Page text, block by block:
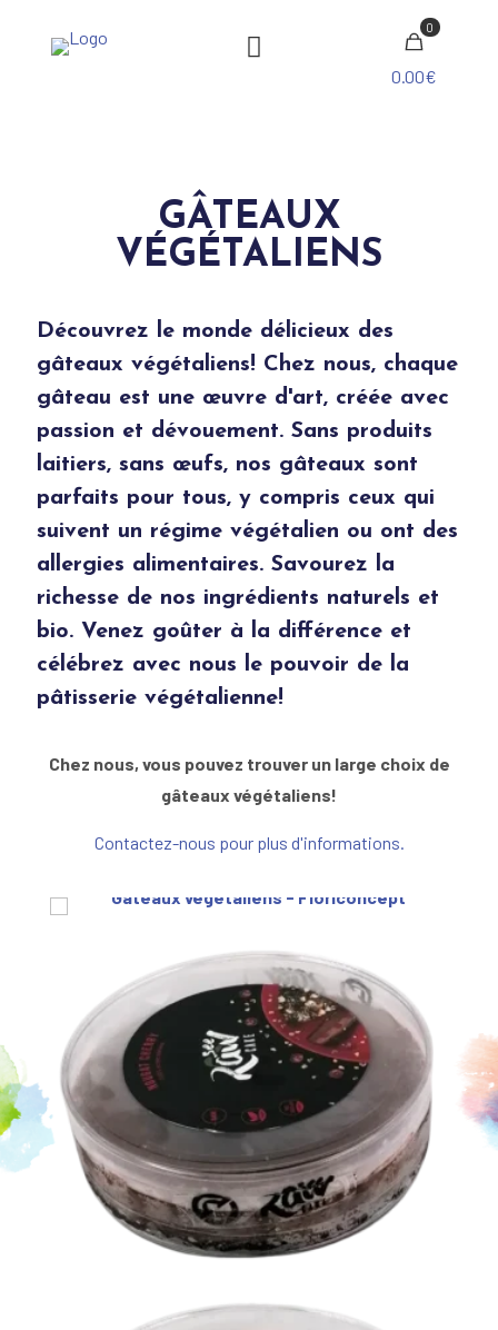
0
0.00€
GÂTEAUX
VÉGÉTALIENS
Découvrez le monde délicieux des
gâteaux végétaliens! Chez nous, chaque
gâteau est une œuvre d'art, créée avec
passion et dévouement. Sans produits
laitiers, sans œufs, nos gâteaux sont
parfaits pour tous, y compris ceux qui
suivent un régime végétalien ou ont des
allergies alimentaires. Savourez la
richesse de nos ingrédients naturels et
bio. Venez goûter à la différence et
célébrez avec nous le pouvoir de la
pâtisserie végétalienne!
Chez nous, vous pouvez trouver un large choix de
gâteaux végétaliens!
Contactez-nous pour plus d'informations.